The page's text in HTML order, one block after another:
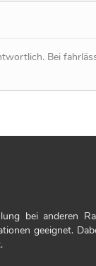
Bei
bei anderen
geeignet.